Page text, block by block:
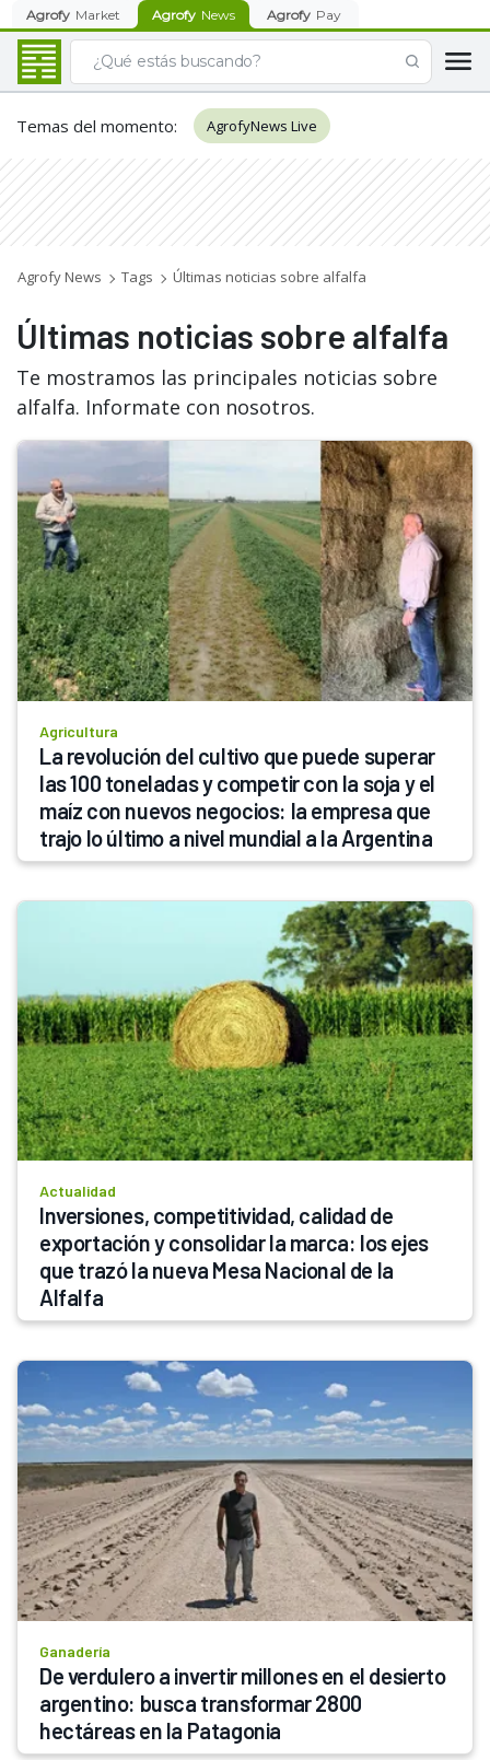
Agrofy Market Agrofy News Agrofy Pay
Temas del momento: AgrofyNews Live
Agrofy News Tags Últimas noticias sobre alfalfa
Últimas noticias sobre alfalfa
Te mostramos las principales noticias sobre
alfalfa. Informate con nosotros.
Agricultura
La revolución del cultivo que puede superar
las 100 toneladas y competir con la soja y el
maíz con nuevos negocios: la empresa que
trajo lo último a nivel mundial a la Argentina
Actualidad
Inversiones, competitividad, calidad de
exportación y consolidar la marca: los ejes
que trazó la nueva Mesa Nacional de la
Alfalfa
Ganadería
De verdulero a invertir millones en el desierto
argentino: busca transformar 2800
hectáreas en la Patagonia